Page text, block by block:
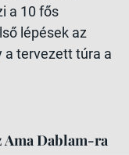
a 10 fős
lépések az
a tervezett túra a
Ama Dablam-ra